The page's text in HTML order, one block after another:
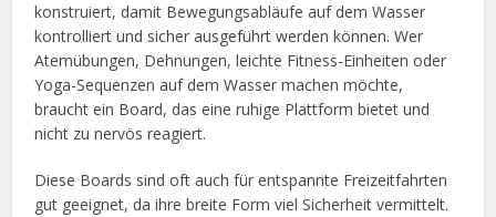
konstruiert, damit Bewegungsabläufe auf dem Wasser
kontrolliert und sicher ausgeführt werden können. Wer
Atemübungen, Dehnungen, leichte Fitness-Einheiten oder
Yoga-Sequenzen auf dem Wasser machen möchte,
braucht ein Board, das eine ruhige Plattform bietet und
nicht zu nervös reagiert.
Diese Boards sind oft auch für entspannte Freizeitfahrten
gut geeignet, da ihre breite Form viel Sicherheit vermittelt.